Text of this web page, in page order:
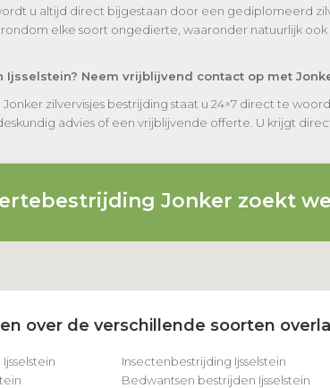
u altijd direct bijgestaan door een gediplomeerd
elke soort ongedierte, waaronder natuurlijk
Ijsselstein? Neem vrijblijvend contact op met
zilvervisjes bestrijding staat u 24×7 direct te
advies of een vrijblijvende offerte. U krijgt
Jonker zoekt
over de verschillende soorten
Insectenbestrijding Ijsselstein
Bedwantsen bestrijden Ijsselstein